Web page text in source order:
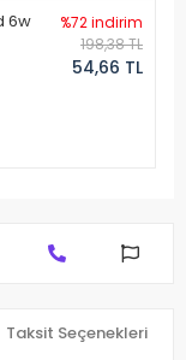
6w
%72 indirim
198,38 TL
54,66 TL
Taksit Seçenekleri